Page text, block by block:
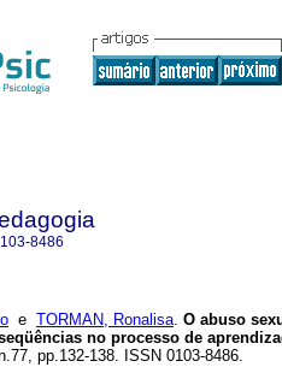
8486
e TORMAN, Ronalisa. O abuso
no processo de
pp.132-138. ISSN 0103-8486.